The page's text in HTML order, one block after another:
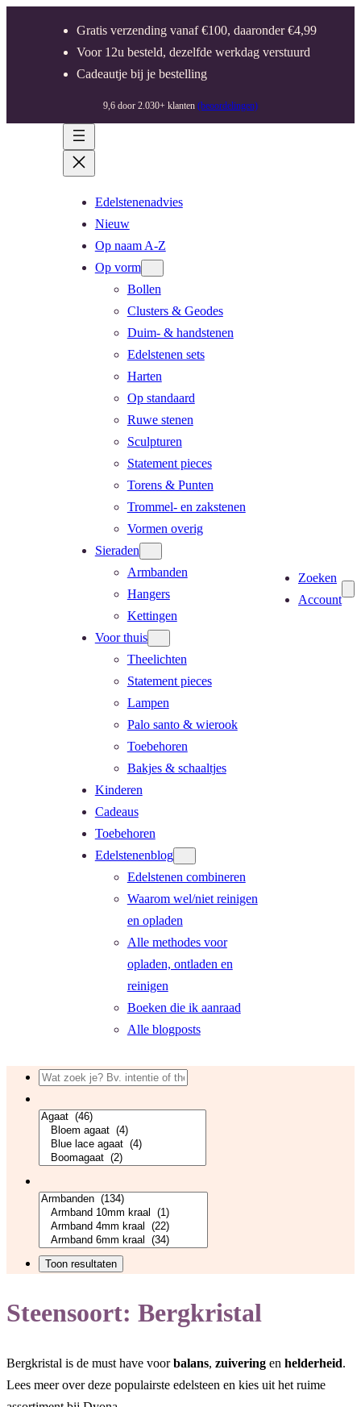
Gratis verzending vanaf €100, daaronder €4,99
Voor 12u besteld, dezelfde werkdag verstuurd
Cadeautje bij je bestelling
9,6 door 2.030+ klanten (beoordelingen)
Edelstenenadvies
Nieuw
Op naam A-Z
Op vorm
Bollen
Clusters & Geodes
Duim- & handstenen
Edelstenen sets
Harten
Op standaard
Ruwe stenen
Sculpturen
Statement pieces
Torens & Punten
Trommel- en zakstenen
Vormen overig
Sieraden
Armbanden
Hangers
Kettingen
Voor thuis
Theelichten
Statement pieces
Lampen
Palo santo & wierook
Toebehoren
Bakjes & schaaltjes
Kinderen
Cadeaus
Toebehoren
Edelstenenblog
Edelstenen combineren
Waarom wel/niet reinigen
en opladen
Alle methodes voor
opladen, ontladen en
reinigen
Boeken die ik aanraad
Alle blogposts
Zoeken
Account
Steensoort: Bergkristal
Bergkristal is de must have voorbalans, zuivering en helderheid.
Lees meer over deze populairste edelsteen en kies uit het ruime